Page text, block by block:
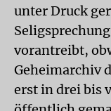
unter Druck
vorantreibt,
Geheimarchiv
erst in drei bis